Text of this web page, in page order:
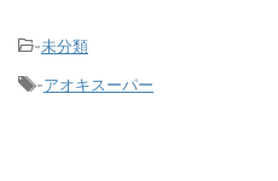
-未分類
-アオキスーパー